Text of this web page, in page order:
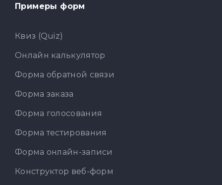
Примеры форм
Квиз (Quiz)
Онлайн калькулятор
Форма обратной связи
Форма заказа
Форма голосования
Форма тестирования
Форма онлайн-записи
Конструктор веб-форм